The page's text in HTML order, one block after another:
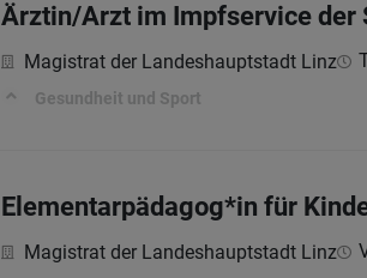
Ärztin/Arzt im Impfservice der
Magistrat der Landeshauptstadt Linz
Gesundheit und Sport
Elementarpädagog*in für
Magistrat der Landeshauptstadt Linz